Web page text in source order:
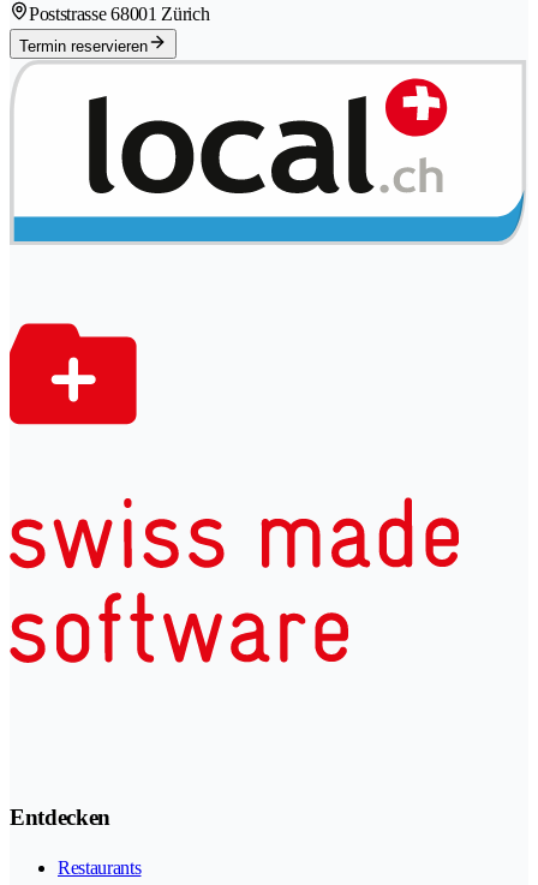
Poststrasse 68001 Zürich
Termin reservieren
Entdecken
Restaurants